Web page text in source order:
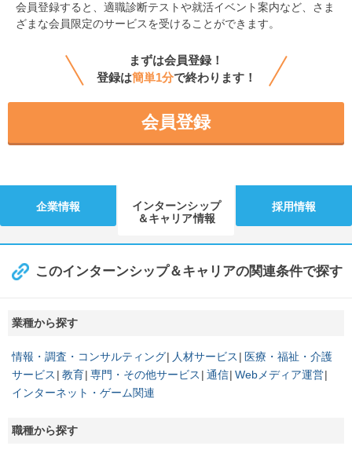
会員登録すると、 適職診断テストや就活イベント案内など、さま
ざまな会員限定のサービスを受けることができます。
まずは会員登録！
登録は簡単1分で終わります！
会員登録
企業情報
インターンシップ
＆キャリア情報
採用情報
このインターンシップ＆キャリアの関連条件で探す
業種から探す
情報・調査・コンサルティング 人材サービス
医療・福祉・介護
サービス
教育 専門・その他サービス 通信 Webメディア運営
インターネット・ゲーム関連
職種から探す